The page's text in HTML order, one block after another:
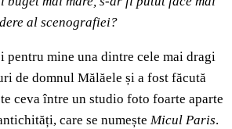
al scenografiei?
pentru mine una dintre cele mai dragi
de domnul Mălăele și a fost făcută
ceva între un studio foto foarte aparte
care se numește Micul Paris.